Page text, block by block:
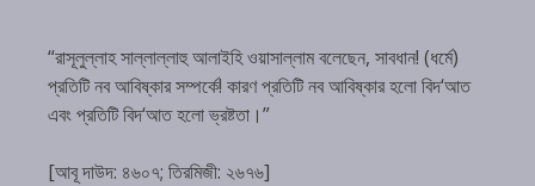
“রাসূলুল্লাহ সাল্লাল্লাহু আলাইহি ওয়াসাল্লাম বলেছেন, সাবধান! (ধর্মে)
প্রতিটি নব আবিষ্কার সম্পর্কে! কারণ প্রতিটি নব আবিষ্কার হলো বিদ‘আত
এবং প্রতিটি বিদ‘আত হলো ভ্রষ্টতা।”
[আবূ দাউদ: ৪৬০৭; তিরমিজী: ২৬৭৬]